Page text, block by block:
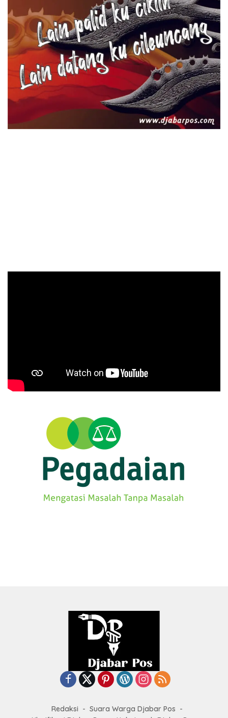
Redaksi
Suara Warga Djabar Pos